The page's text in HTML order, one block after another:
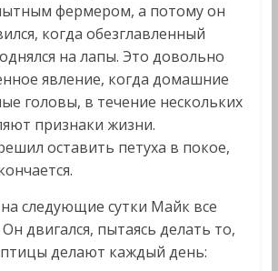
фермером, а потому он
когда обезглавленный
на лапы. Это довольно
явление, когда домашние
головы, в течение нескольких
признаки жизни.
оставить петуха в покое,
следующие сутки Майк все
двигался, пытаясь делать то,
делают каждый день: